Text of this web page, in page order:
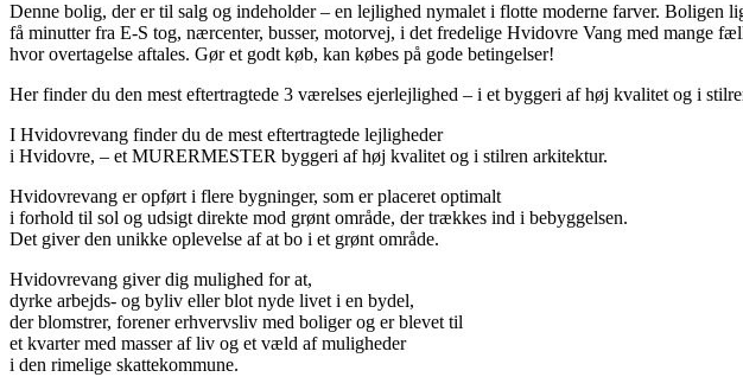
Denne bolig, der er til salg og indeholder – en lejlighed nymalet i flotte moderne farver. Boligen
få minutter fra E-S tog, nærcenter, busser, motorvej, i det fredelige Hvidovre Vang med
hvor overtagelse aftales. Gør et godt køb, kan købes på gode betingelser!
Her finder du den mest eftertragtede 3 værelses ejerlejlighed – i et byggeri af høj kvalitet og i
I Hvidovrevang finder du de mest eftertragtede lejligheder
i Hvidovre, – et MURERMESTER byggeri af høj kvalitet og i stilren arkitektur.
Hvidovrevang er opført i flere bygninger, som er placeret optimalt
i forhold til sol og udsigt direkte mod grønt område, der trækkes ind i bebyggelsen.
Det giver den unikke oplevelse af at bo i et grønt område.
Hvidovrevang giver dig mulighed for at,
dyrke arbejds- og byliv eller blot nyde livet i en bydel,
der blomstrer, forener erhvervsliv med boliger og er blevet til
et kvarter med masser af liv og et væld af muligheder
i den rimelige skattekommune.